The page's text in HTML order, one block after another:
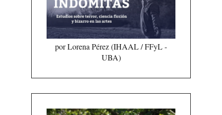
por Lorena Pérez (IHAAL / FFyL -
UBA)